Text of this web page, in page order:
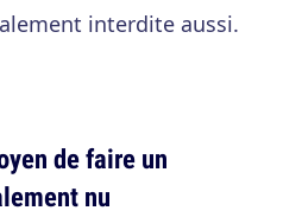
interdite aussi.
de faire un
nu